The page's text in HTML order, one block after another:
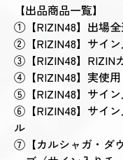
【出品商品一覧】
①【RIZIN48】出場
②【RIZIN48】サイン
③【RIZIN48】RIZIN
④【RIZIN48】実使
⑤【RIZIN48】サイ
⑥【RIZIN48】サイ
ル
⑦【カルシャガ・ダ